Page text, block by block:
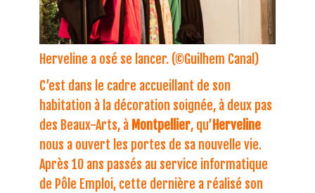
Herveline a osé se lancer. (©Guilhem Canal)
C’est dans le cadre accueillant de son
habitation à la décoration soignée, à deux pas
des Beaux-Arts, à Montpellier, qu’ Herveline
nous a ouvert les portes de sa nouvelle vie.
Après 10 ans passés au service informatique
de Pôle Emploi, cette dernière a réalisé son